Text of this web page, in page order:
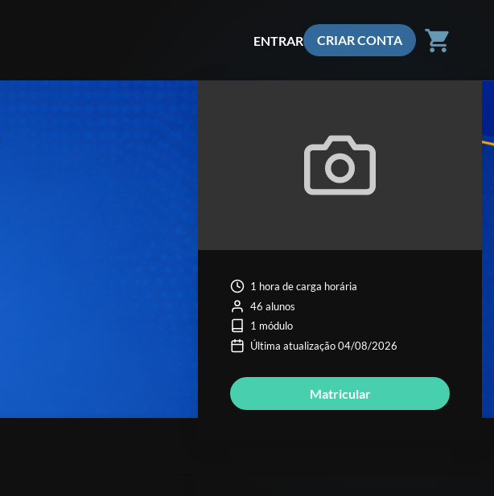
ENTRAR CRIAR CONTA shopping_cart
1 hora de carga horária
46 alunos
1 módulo
Última atualização 04/08/2026
Matricular